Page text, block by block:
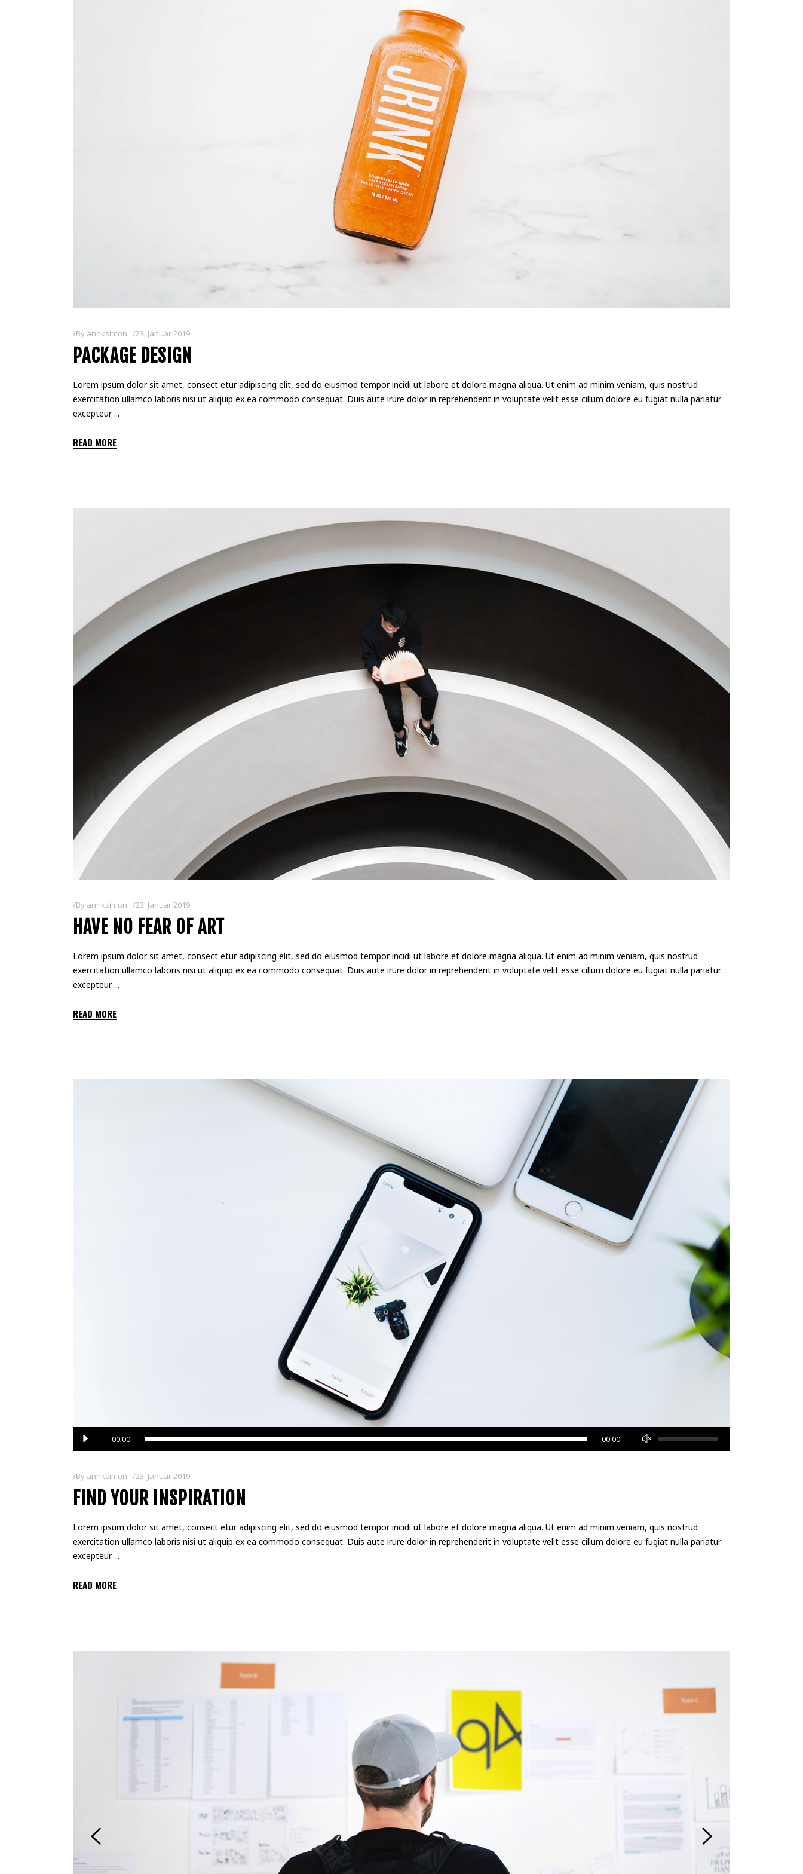
By annksimon 23. Januar 2019
PACKAGE DESIGN
Lorem ipsum dolor sit amet, consect etur adipiscing elit, sed do eiusmod tempor incidi ut labore et dolore magna aliqua. Ut enim ad minim veniam, quis nostrud
exercitation ullamco laboris nisi ut aliquip ex ea commodo consequat. Duis aute irure dolor in reprehenderit in voluptate velit esse cillum dolore eu fugiat nulla pariatur
excepteur
READ MORE
By annksimon 23. Januar 2019
HAVE NO FEAR OF ART
Lorem ipsum dolor sit amet, consect etur adipiscing elit, sed do eiusmod tempor incidi ut labore et dolore magna aliqua. Ut enim ad minim veniam, quis nostrud
exercitation ullamco laboris nisi ut aliquip ex ea commodo consequat. Duis aute irure dolor in reprehenderit in voluptate velit esse cillum dolore eu fugiat nulla pariatur
excepteur
READ MORE
Audio-
00:00 00:00
By annksimon 23. Januar 2019
FIND YOUR INSPIRATION
Lorem ipsum dolor sit amet, consect etur adipiscing elit, sed do eiusmod tempor incidi ut labore et dolore magna aliqua. Ut enim ad minim veniam, quis nostrud
exercitation ullamco laboris nisi ut aliquip ex ea commodo consequat. Duis aute irure dolor in reprehenderit in voluptate velit esse cillum dolore eu fugiat nulla pariatur
excepteur
READ MORE